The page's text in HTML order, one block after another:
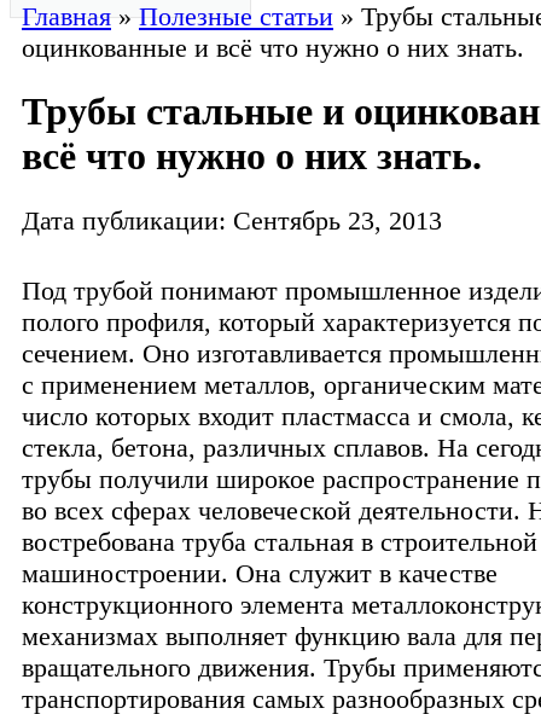
Главная»Полезные статьи » Трубы
оцинкованные и всё что нужно о них знать.
Трубы стальные и
всё что нужно о них знать.
Дата публикации: Сентябрь 23, 2013
Под трубой понимают промышленное
полого профиля, который характеризуется
сечением. Оно изготавливается
с применением металлов, органическим
число которых входит пластмасса и смола,
стекла, бетона, различных сплавов. На
трубы получили широкое распространение
во всех сферах человеческой деятельности.
востребована труба стальная в
машиностроении. Она служит в качестве
конструкционного элемента
механизмах выполняет функцию вала для
вращательного движения. Трубы
транспортирования самых разнообразных